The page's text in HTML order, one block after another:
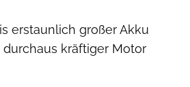
erstaunlich großer Akku
kräftiger Motor